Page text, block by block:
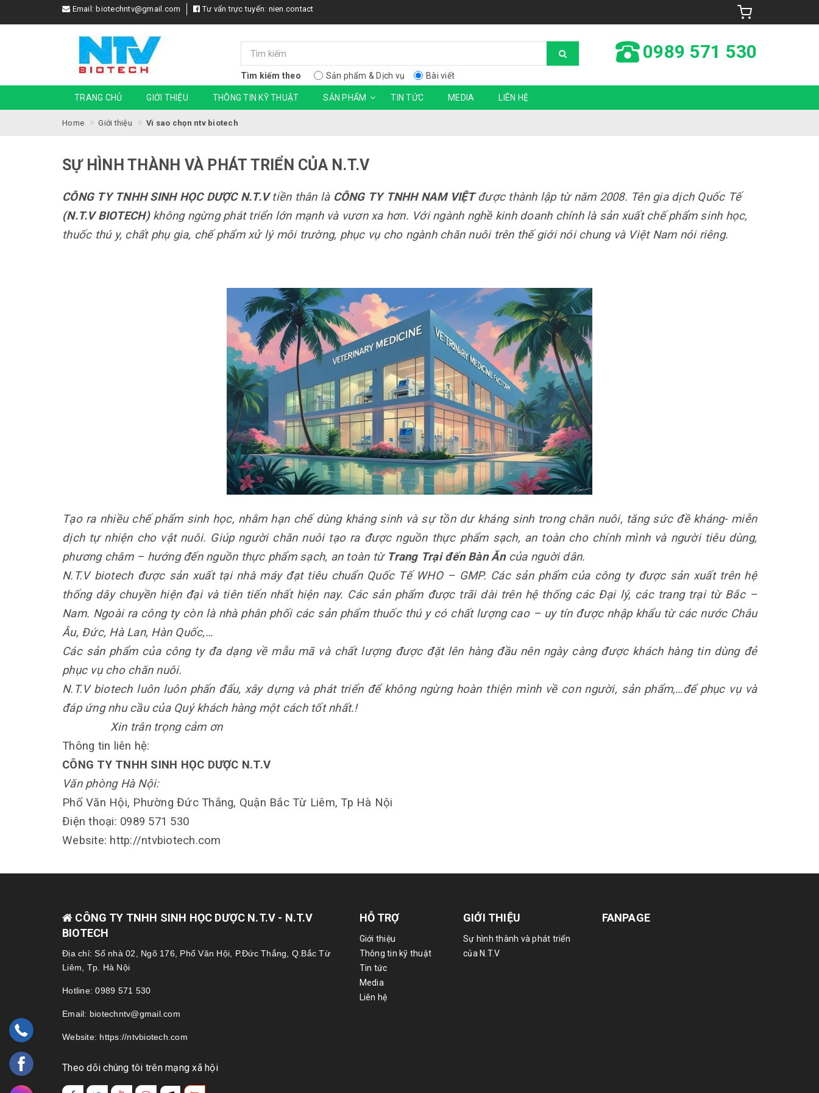
Email: biotechntv@gmail.com Tư vấn trực tuyến: nien.contact
Tìm kiếm theo Sản phẩm & Dịch vụ Bài viết
0989 571 530
TRANG CHỦ GIỚI THIỆU THÔNG TIN KỸ THUẬT SẢN PHẨM TIN TỨC MEDIA LIÊN HỆ
Home Giới thiệu Vì sao chọn ntv biotech
SỰ HÌNH THÀNH VÀ PHÁT TRIỂN CỦA N.T.V
CÔNG TY TNHH SINH HỌC DƯỢC N.T.Vtiền thân là CÔNG TY TNHH NAM VIỆTđược thành lập từ năm 2008. Tên gia dịch Quốc Tế
(N.T.V BIOTECH)không ngừng phát triển lớn mạnh và vươn xa hơn. Với ngành nghề kinh doanh chính là sản xuất chế phẩm sinh học,
thuốc thú y, chất phụ gia, chế phẩm xử lý môi trường, phục vụ cho ngành chăn nuôi trên thế giới nói chung và Việt Nam nói riêng.
Tạo ra nhiều chế phẩm sinh học, nhằm hạn chế dùng kháng sinh và sự tồn dư kháng sinh trong chăn nuôi, tăng sức đề kháng- miễn
dịch tự nhiện cho vật nuôi. Giúp người chăn nuôi tạo ra được nguồn thực phẩm sạch, an toàn cho chính mình và người tiêu dùng,
phương châm – hướng đến nguồn thực phẩm sạch, an toàn từ Trang Trại đến Bàn Ăncủa nguời dân.
N.T.V biotech được sản xuất tại nhà máy đạt tiêu chuẩn Quốc Tế WHO – GMP. Các sản phẩm của công ty được sản xuất trên hệ
thống dây chuyền hiện đại và tiên tiến nhất hiện nay. Các sản phẩm được trãi dài trên hệ thống các Đại lý, các trang trại từ Bắc –
Nam. Ngoài ra công ty còn là nhà phân phối các sản phẩm thuốc thú y có chất lượng cao – uy tín được nhập khẩu từ các nước Châu
Âu, Đức, Hà Lan, Hàn Quốc,…
Các sản phẩm của công ty đa dạng về mẫu mã và chất lượng được đặt lên hàng đầu nên ngày càng được khách hàng tin dùng đẻ
phục vụ cho chăn nuôi.
N.T.V biotech luôn luôn phấn đấu, xây dựng và phát triển để không ngừng hoàn thiện mình về con người, sản phẩm,…để phục vụ và
đáp ứng nhu cầu của Quý khách hàng một cách tốt nhất.!
Xin trân trọng cảm ơn
Thông tin liên hệ:
CÔNG TY TNHH SINH HỌC DƯỢC N.T.V
Văn phòng Hà Nội:
Phố Văn Hội, Phường Đức Thắng, Quận Bắc Từ Liêm, Tp Hà Nội
Điện thoại: 0989 571 530
Website: http://ntvbiotech.com
CÔNG TY TNHH SINH HỌC DƯỢC N.T.V - N.T.V
BIOTECH
Địa chỉ: Số nhà 02, Ngõ 176, Phố Văn Hội, P.Đức Thắng, Q.Bắc Từ
Liêm, Tp. Hà Nội
Hotline: 0989 571 530
Email: biotechntv@gmail.com
Website: https://ntvbiotech.com
Theo dõi chúng tôi trên mạng xã hội
HỖ TRỢ
Giới thiệu
Thông tin kỹ thuật
Tin tức
Media
Liên hệ
GIỚI THIỆU
Sự hình thành và phát triển
của N.T.V
FANPAGE